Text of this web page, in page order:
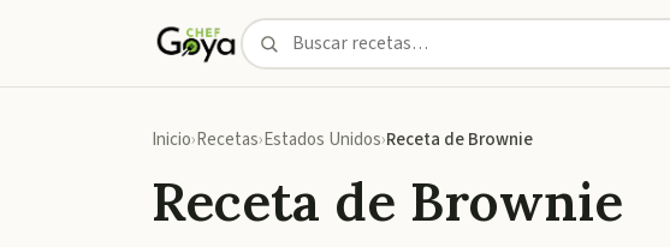
Inicio Recetas Estados Unidos Receta de Brownie
Receta de Brownie